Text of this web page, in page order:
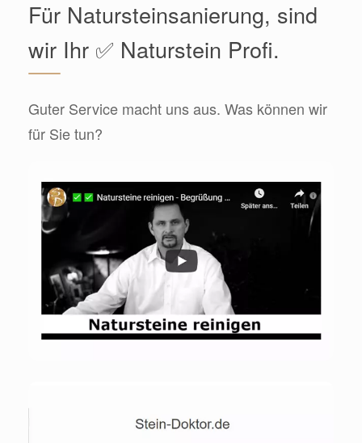
Für Natursteinsanierung, sind
wir Ihr ✅ Naturstein Profi.
Guter Service macht uns aus. Was können wir
für Sie tun?